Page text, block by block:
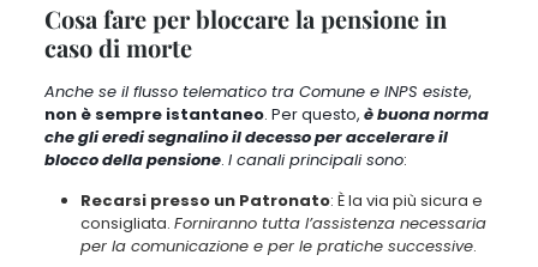
Cosa fare per bloccare la pensione in
caso di morte
Anche se il flusso telematico tra Comune e INPS esiste,
non è sempre istantaneo. Per questo, è buona norma
che gli eredi segnalino il decesso per accelerare il
blocco della pensione. I canali principali sono:
Recarsi presso un Patronato: È la via più sicura e
consigliata. Forniranno tutta l’assistenza necessaria
per la comunicazione e per le pratiche successive.